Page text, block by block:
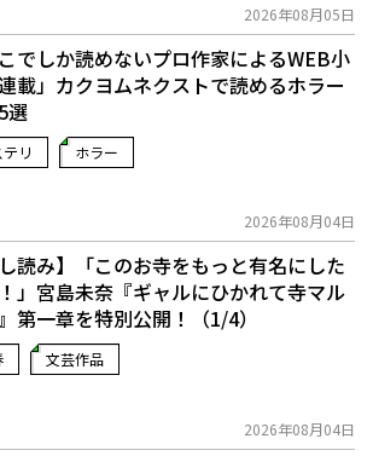
2026年08月05日
こでしか読めないプロ作家によるWEB小
載」――カクヨムネクストで読めるホラー
選
テリ ホラー
2026年08月04日
し読み】「このお寺をもっと有名にした
」宮島未奈『ギャルにひかれて寺マル
第一章を特別公開！（1/4）
文芸作品
2026年08月04日